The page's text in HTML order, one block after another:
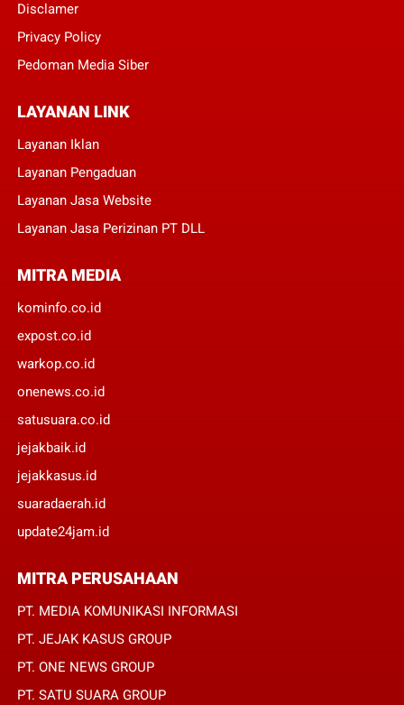
Disclamer
Privacy Policy
Pedoman Media Siber
LAYANAN LINK
Layanan Iklan
Layanan Pengaduan
Layanan Jasa Website
Layanan Jasa Perizinan PT DLL
MITRA MEDIA
kominfo.co.id
expost.co.id
warkop.co.id
onenews.co.id
satusuara.co.id
jejakbaik.id
jejakkasus.id
suaradaerah.id
update24jam.id
MITRA PERUSAHAAN
PT. MEDIA KOMUNIKASI INFORMASI
PT. JEJAK KASUS GROUP
PT. ONE NEWS GROUP
PT. SATU SUARA GROUP